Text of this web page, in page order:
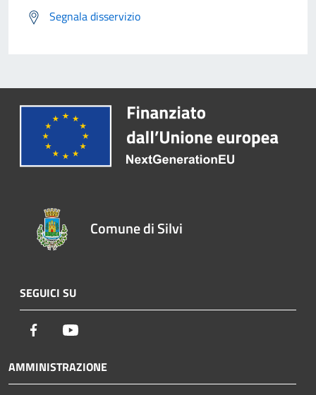
Segnala disservizio
Comune di Silvi
SEGUICI SU
Facebook
AMMINISTRAZIONE